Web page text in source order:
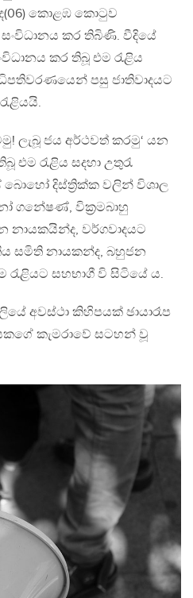
කොළඹ කොටුව
කර තිබිණි. වීදියේ
කර තිබූ එම රැළිය
පසු ජාතිවාදයට
ලැබූ ජය අර්ථවත් කරමු‘ යන
එම රැළිය සදහා උතුරැ
දිස්ත්‍රික්ක වලින් විශාල
ගනේෂණ්, වික්‍රමබාහු
නායකයින්ද, වර්ගවාදයට
සමිති නායකන්ද, බහුජන
රැළියට සහභාගී වි සිටියේ ය.
අවස්ථා කිහිපයක් ඡායාරෑප
කැමරාවේ සටහන් වූ